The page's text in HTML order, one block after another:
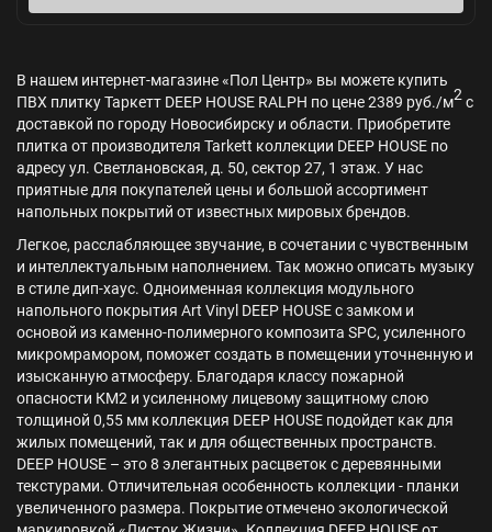
В нашем интернет-магазине «Пол Центр» вы можете купить
ПВХ плитку Таркетт DEEP HOUSE RALPH по цене 2389 руб./м2с
доставкой по городу Новосибирску и области. Приобретите
плитка от производителя Tarkett коллекции DEEP HOUSE по
адресу ул. Светлановская, д. 50, сектор 27, 1 этаж. У нас
приятные для покупателей цены и большой ассортимент
напольных покрытий от известных мировых брендов.
Легкое, расслабляющее звучание, в сочетании с чувственным
и интеллектуальным наполнением. Так можно описать музыку
в стиле дип-хаус. Одноименная коллекция модульного
напольного покрытия Art Vinyl DEEP HOUSE с замком и
основой из каменно-полимерного композита SPC, усиленного
микромрамором, поможет создать в помещении уточненную и
изысканную атмосферу. Благодаря классу пожарной
опасности КМ2 и усиленному лицевому защитному слою
толщиной 0,55 мм коллекция DEEP HOUSE подойдет как для
жилых помещений, так и для общественных пространств.
DEEP HOUSE – это 8 элегантных расцветок с деревянными
текстурами. Отличительная особенность коллекции - планки
увеличенного размера. Покрытие отмечено экологической